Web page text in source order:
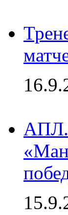
АПЛ.